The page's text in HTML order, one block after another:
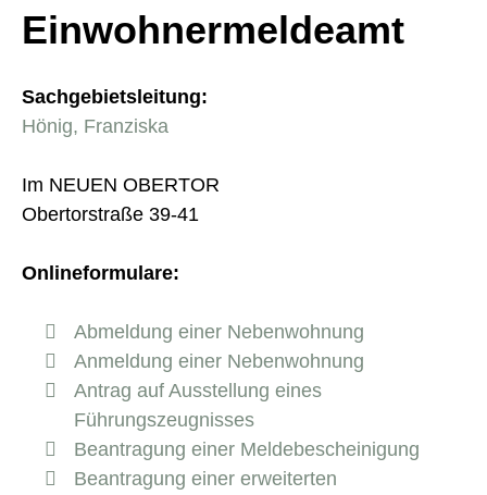
Einwohnermeldeamt
Sachgebietsleitung:
Hönig, Franziska
Im NEUEN OBERTOR
Obertorstraße 39-41
Onlineformulare:
Abmeldung einer Nebenwohnung
Anmeldung einer Nebenwohnung
Antrag auf Ausstellung eines
Führungszeugnisses
Beantragung einer Meldebescheinigung
Beantragung einer erweiterten